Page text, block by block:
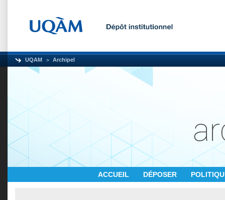
UQAM Archipel
ACCUEIL DÉPOSER